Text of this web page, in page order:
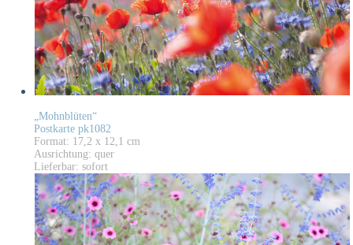
„Mohnblüten“
Postkarte pk1082
Format: 17,2 x 12,1 cm
Ausrichtung: quer
Lieferbar: sofort